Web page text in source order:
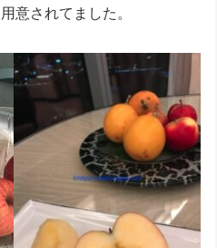
意されてました。